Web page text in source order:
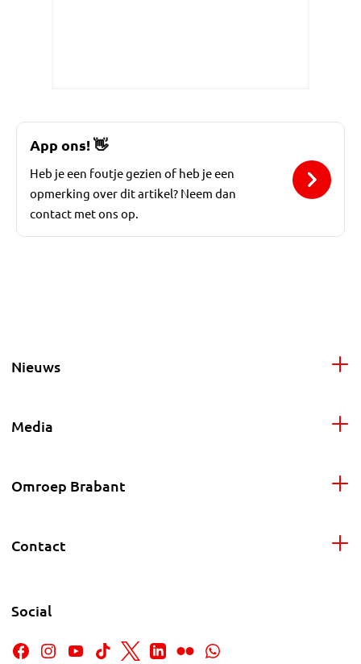
App ons!👋
Heb je een foutje gezien of heb je een
opmerking over dit artikel? Neem dan
contact met ons op.
Nieuws
Media
Omroep Brabant
Contact
Social